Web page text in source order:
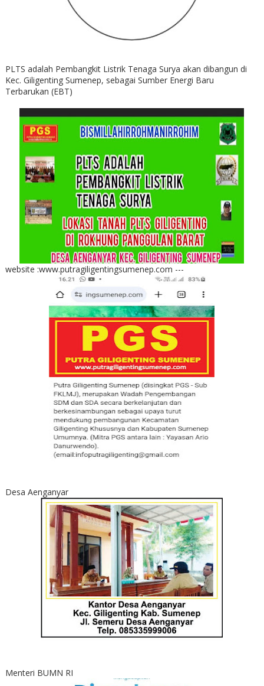
PLTS adalah Pembangkit Listrik Tenaga Surya akan dibangun di
Kec. Giligenting Sumenep, sebagai Sumber Energi Baru
Terbarukan (EBT)
website :www.putragiligentingsumenep.com ---
Desa Aenganyar
Menteri BUMN RI